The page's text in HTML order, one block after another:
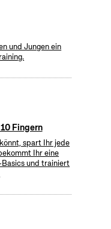
und Jungen ein
Fingern
spart Ihr jede
Ihr eine
Basics und trainiert